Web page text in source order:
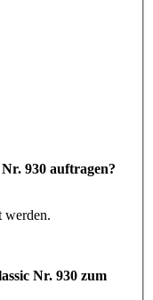
930 auftragen?
werden.
Nr. 930 zum